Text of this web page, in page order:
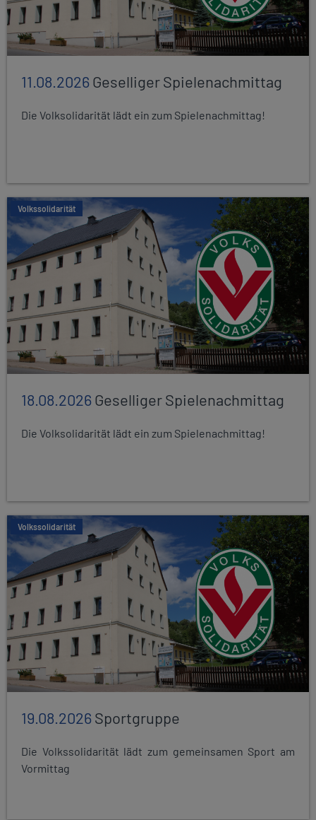
11.08.2026Geselliger Spielenachmittag
Die Volksolidarität lädt ein zum Spielenachmittag!
Volkssolidarität
18.08.2026Geselliger Spielenachmittag
Die Volksolidarität lädt ein zum Spielenachmittag!
Volkssolidarität
19.08.2026Sportgruppe
Die Volkssolidarität lädt zum gemeinsamen Sport am
Vormittag